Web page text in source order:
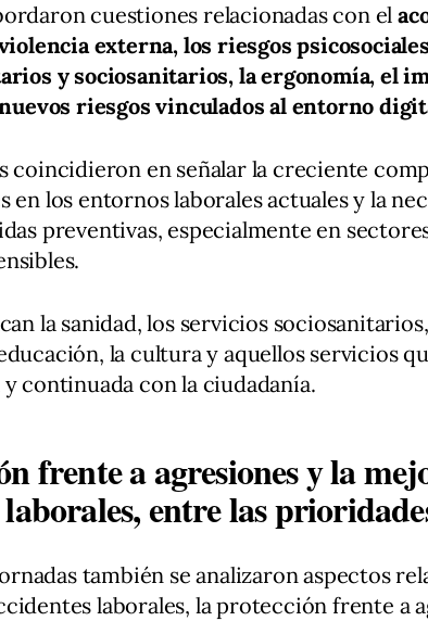
cuestiones relacionadas con el
externa, los riesgos
y sociosanitarios, la ergonomía, el
riesgos vinculados al entorno
coincidieron en señalar la creciente
en los entornos laborales actuales y la
preventivas, especialmente en
la sanidad, los servicios
la cultura y aquellos servicios
continuada con la ciudadanía.
frente a agresiones y la
entre las
también se analizaron aspectos
laborales, la protección frente a